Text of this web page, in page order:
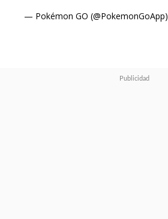
— Pokémon GO (@PokemonGoApp)